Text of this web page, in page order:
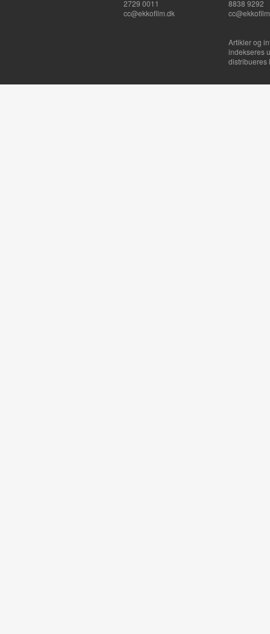
2729 0011
cc@ekkofilm.dk
8838 9292
Artikler og
indekseres
distribueres